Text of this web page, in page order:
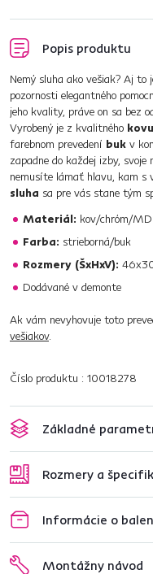
Popis produktu
Nemý sluha ako vešiak? Aj to
pozornosti elegantného
jeho kvality, práve on sa bez
Vyrobený je z kvalitného
farebnom prevedení buk v
zapadne do každej izby,
nemusíte lámať hlavu, kam s
sluha sa pre vás stane tým
Materiál: kov/chróm/
Farba: strieborná/buk
Rozmery (ŠxHxV):
Dodávané v demonte
Ak vám nevyhovuje toto
vešiakov.
Číslo produktu : 10018278
Základné
Rozmery a
Informácie o
Montážny návod